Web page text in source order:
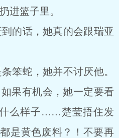
进篮子里。
话，她真的会跟瑞亚
蛇，她并不讨厌他。
果有机会，她一定要看
么样子……楚莹捂住发
是黄色废料？！不要再